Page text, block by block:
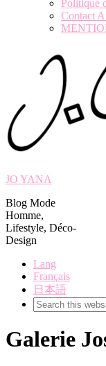
Politique
Contact
JO YANA
Blog Mode
Homme,
Lifestyle, Déco-
Design
Lang
Français
日本語
Search
this
Galerie